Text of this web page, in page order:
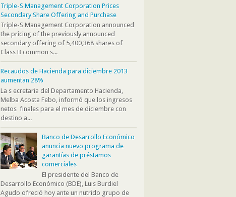
Triple-S Management Corporation Prices
Secondary Share Offering and Purchase
Triple-S Management Corporation announced
the pricing of the previously announced
secondary offering of 5,400,368 shares of
Class B common s...
Recaudos de Hacienda para diciembre 2013
aumentan 28%
La s ecretaria del Departamento Hacienda,
Melba Acosta Febo, informó que los ingresos
netos finales para el mes de diciembre con
destino a...
Banco de Desarrollo Económico
anuncia nuevo programa de
garantías de préstamos
comerciales
El presidente del Banco de
Desarrollo Económico (BDE), Luis Burdiel
Agudo ofreció hoy ante un nutrido grupo de